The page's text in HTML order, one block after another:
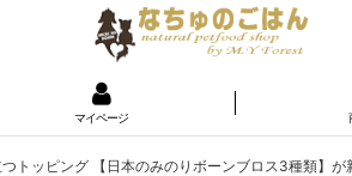
マイページ
トッピング 【日本のみのりボーンブロス3種類】が